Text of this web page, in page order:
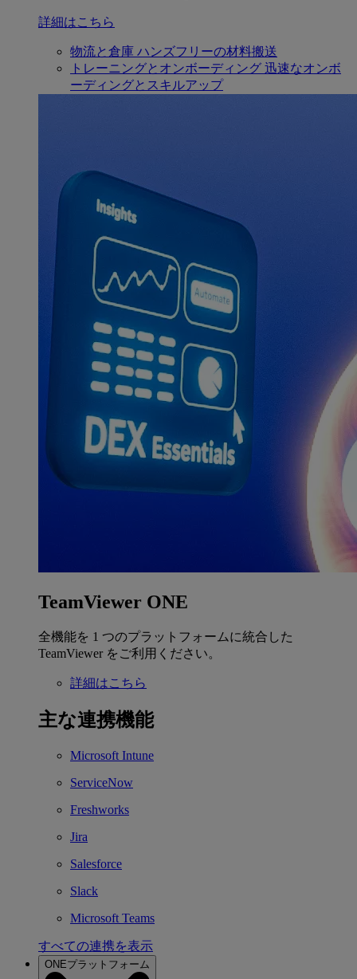
詳細はこちら
物流と倉庫 ハンズフリーの材料搬送
トレーニングとオンボーディング 迅速なオンボ
ーディングとスキルアップ
TeamViewer ONE
全機能を 1 つのプラットフォームに統合した
TeamViewer をご利用ください。
詳細はこちら
主な連携機能
Microsoft Intune
ServiceNow
Freshworks
Jira
Salesforce
Slack
Microsoft Teams
すべての連携を表示
ONEプラットフォーム